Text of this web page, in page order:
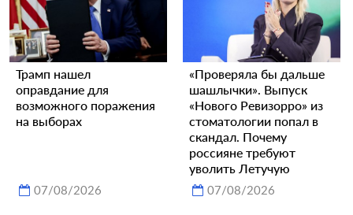
Трамп нашел
оправдание для
возможного поражения
на выборах
07/08/2026
«Проверяла бы дальше
шашлычки». Выпуск
«Нового Ревизорро» из
стоматологии попал в
скандал. Почему
россияне требуют
уволить Летучую
07/08/2026